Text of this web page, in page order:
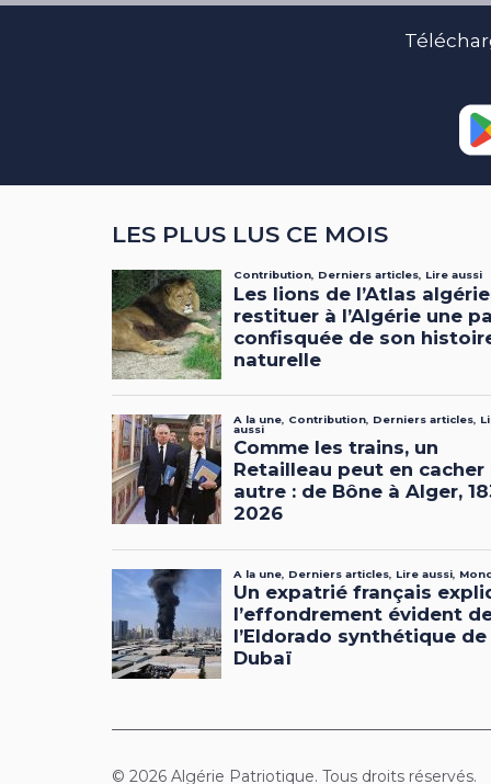
LES PLUS LUS CE MOIS
© 2026 Algérie Patriotique. Tous droits réservés.